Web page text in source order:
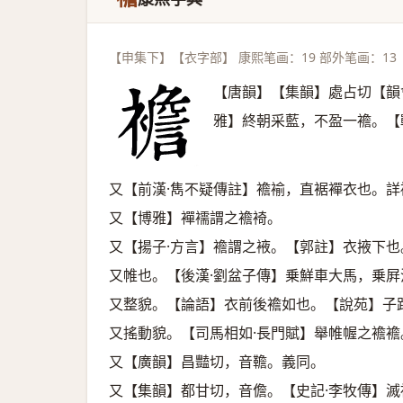
【申集下】【衣字部】 康熙笔画：19 部外笔画：13
【唐韻】【集韻】處占切【
雅】終朝采藍，不盈一襜。
又【前漢·雋不疑傳註】襜褕，直裾襌衣也。
又【博雅】襌襦謂之襜裿。
又【揚子·方言】襜謂之䘸。【郭註】衣掖下
又帷也。【後漢·劉盆子傳】乗鮮車大馬，乗
又整貌。【論語】衣前後襜如也。【說苑】
又搖動貌。【司馬相如·長門賦】舉帷幄之襜
又【廣韻】昌豔切，音韂。義同。
又【集韻】都甘切，音儋。【史記·李牧傳